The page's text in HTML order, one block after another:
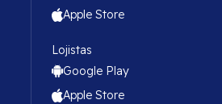
Apple Store
Lojistas
Google Play
Apple Store